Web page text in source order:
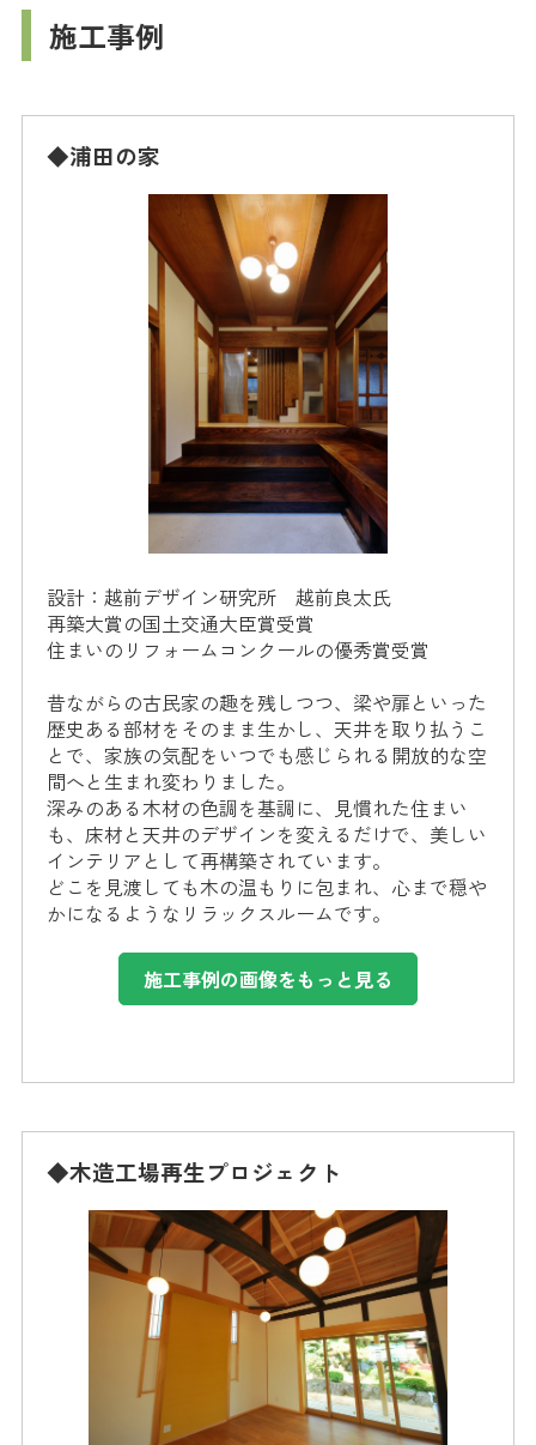
施工事例
◆浦田の家
設計：越前デザイン研究所 越前良太氏
再築大賞の国土交通大臣賞受賞
住まいのリフォームコンクールの優秀賞受賞
昔ながらの古民家の趣を残しつつ、梁や扉といった
歴史ある部材をそのまま生かし、天井を取り払うこ
とで、家族の気配をいつでも感じられる開放的な空
間へと生まれ変わりました。
深みのある木材の色調を基調に、見慣れた住まい
も、床材と天井のデザインを変えるだけで、美しい
インテリアとして再構築されています。
どこを見渡しても木の温もりに包まれ、心まで穏や
かになるようなリラックスルームです。
施工事例の画像をもっと見る
◆木造工場再生プロジェクト